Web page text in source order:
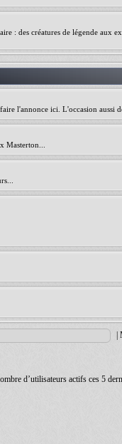
: des créatures de légende aux
l'annonce ici. L'occasion aussi
Masterton...
|
d’utilisateurs actifs ces 5